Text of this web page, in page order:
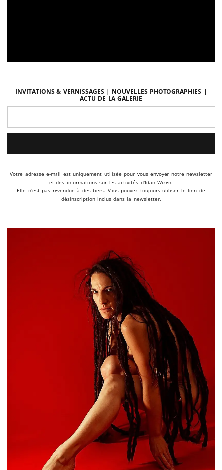
Invitations & vernissages | Nouvelles photographies |
Actu de la galerie
Votre adresse e-mail est uniquement utilisée pour vous envoyer notre newsletter
et des informations sur les activités d'Idan Wizen.
Elle n'est pas revendue à des tiers. Vous pouvez toujours utiliser le lien de
désinscription inclus dans la newsletter.